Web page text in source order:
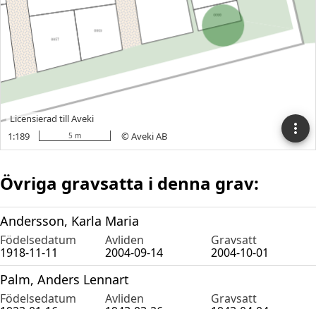
Övriga gravsatta i denna grav:
Andersson, Karla Maria
Födelsedatum Avliden
Gravsatt
1918-11-11
2004-09-14 2004-10-01
Palm, Anders Lennart
Födelsedatum Avliden
Gravsatt